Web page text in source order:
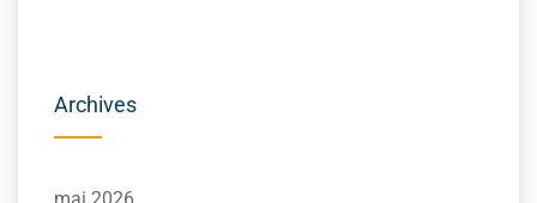
Archives
mai 2026